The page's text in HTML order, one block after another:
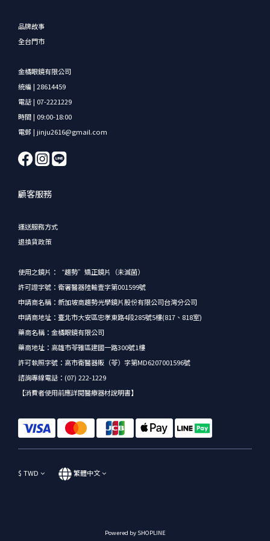
品牌故事
全台門市
金橘眼鏡有限公司
統編 | 28614459
電話 | 07-2221229
時間 | 09:00-18:00
電郵 | jinju2616@gmail.com
顧客服務
運送服務方式
退換貨政策
使用之鏡片：“趨勢”矯正鏡片（未滅菌）
許可證字號：衛署醫器陸輸壹字第001599號
申請商名稱：新加坡商趨勢光學鏡片股份有限公司台灣分公司
申請商地址：臺北市大安區忠孝東路4段285號5樓(817、818室)
藥商名稱：金橘眼鏡有限公司
藥商地址：高雄市苓雅區建國一路300號1樓
許可執照字號：高市衛醫器販（苓）字第MD6207001596號
諮詢專線電話：(07) 222-1229
【消費者使用前應詳閱醫療器材說明書】
$ TWD 繁體中文
Powered by SHOPLINE